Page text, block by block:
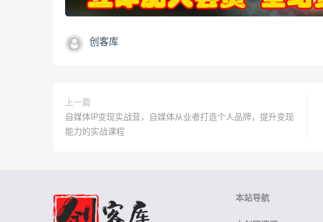
创客库
上一篇
自媒体IP变现实战营，自媒体从业者打造个人品牌，提升变现
能力的实战课程
本站导航